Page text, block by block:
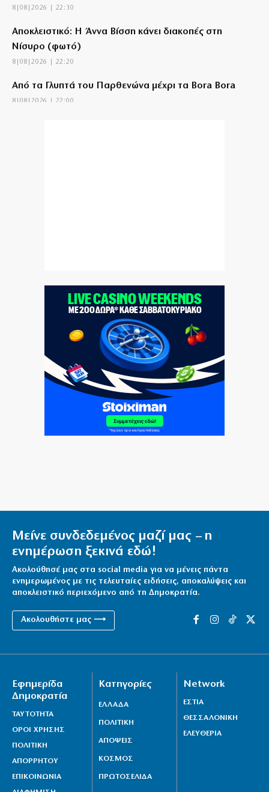
8|08|2026 | 22:30
Αποκλειστικό: Η Άννα Βίσση κάνει διακοπές στη
Νίσυρο (φωτό)
8|08|2026 | 22:20
Από τα Γλυπτά του Παρθενώνα μέχρι τα Bora Bora
8|08|2026 | 22:00
8|08|2026 | 21:09
Τραγωδία στην Πάρο: 4χρονο αγοράκι πνίγηκε σε
8|08|2026 | 21:04
Όταν υπήρχε πρόσβαση στην αισιοδοξία
8|08|2026 | 21:00
Ιντερνετική φιγούρα διακοπών
8|08|2026 | 19:34
Πύρινα εγκλήματα του κράτους και όλων των
κυβερνήσεων
8|08|2026 | 19:30
Όμηρος: Από τους ραψωδούς στα πρώτα
8|08|2026 | 19:00
Κύπρος: 318.000 ευρώ για τα Πατριαρχεία
8|08|2026 | 18:30
Μείνε συνδεδεμένος μαζί μας – η
ενημέρωση ξεκινά εδώ!
Ακολούθησέ μας στα social media για να μένεις πάντα
ενημερωμένος με τις τελευταίες ειδήσεις, αποκαλύψεις και
αποκλειστικό περιεχόμενο από τη Δημοκρατία.
Ακολουθήστε μας ⟶
Εφημερίδα
Δημοκρατία
ΤΑΥΤΟΤΗΤΑ
ΟΡΟΙ ΧΡΗΣΗΣ
ΠΟΛΙΤΙΚΗ
ΑΠΟΡΡΗΤΟΥ
ΕΠΙΚΟΙΝΩΝΙΑ
Κατηγορίες
ΕΛΛΑΔΑ
ΠΟΛΙΤΙΚΗ
ΑΠΟΨΕΙΣ
ΚΟΣΜΟΣ
ΠΡΩΤΟΣΕΛΙΔΑ
Network
ΕΣΤΙΑ
ΘΕΣΣΑΛΟΝΙΚΗ
ΕΛΕΥΘΕΡΙΑ